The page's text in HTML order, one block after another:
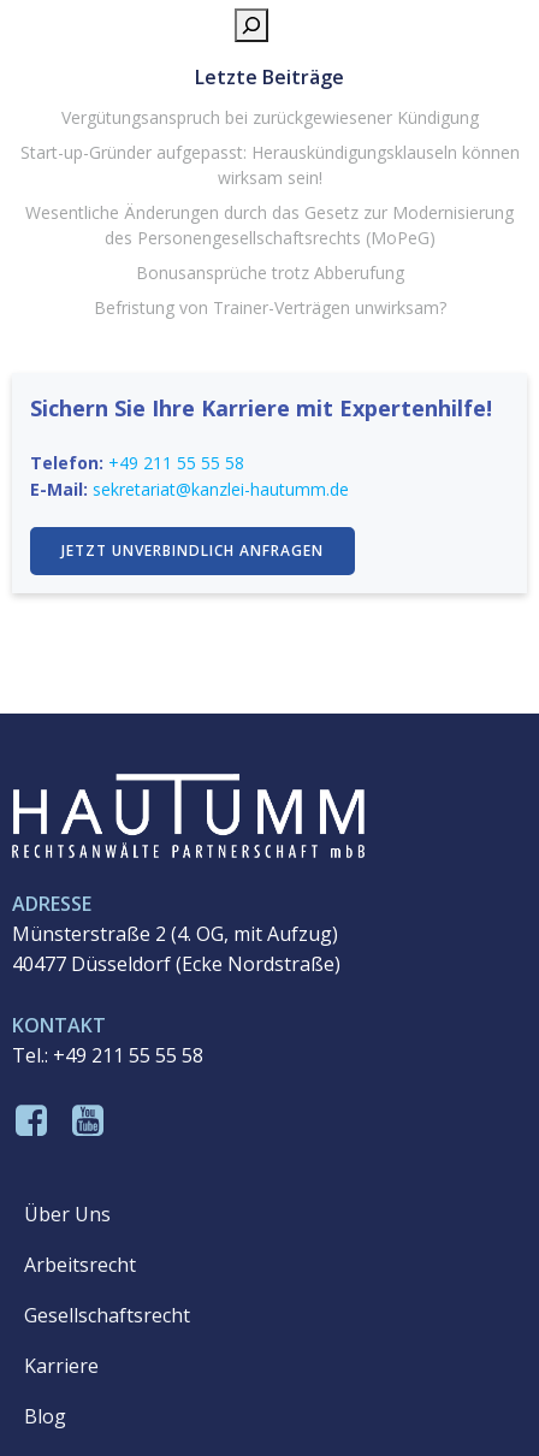
Letzte Beiträge
Vergütungsanspruch bei zurückgewiesener Kündigung
Start-up-Gründer aufgepasst: Herauskündigungsklauseln können
wirksam sein!
Wesentliche Änderungen durch das Gesetz zur Modernisierung
des Personengesellschaftsrechts (MoPeG)
Bonusansprüche trotz Abberufung
Befristung von Trainer-Verträgen unwirksam?
Sichern Sie Ihre Karriere mit Expertenhilfe!
Telefon: +49 211 55 55 58
E-Mail: sekretariat@kanzlei-hautumm.de
JETZT UNVERBINDLICH ANFRAGEN
ADRESSE
Münsterstraße 2 (4. OG, mit Aufzug)
40477 Düsseldorf (Ecke Nordstraße)
KONTAKT
Tel.: +49 211 55 55 58
Über Uns
Arbeitsrecht
Gesellschaftsrecht
Karriere
Blog